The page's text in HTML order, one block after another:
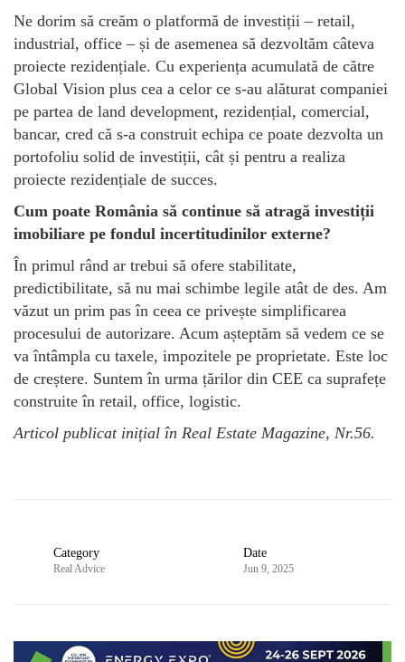
Ne dorim să creăm o platformă de investiții – retail,
industrial, office – și de asemenea să dezvoltăm câteva
proiecte rezidențiale. Cu experiența acumulată de către
Global Vision plus cea a celor ce s-au alăturat companiei
pe partea de land development, rezidențial, comercial,
bancar, cred că s-a construit echipa ce poate dezvolta un
portofoliu solid de investiții, cât și pentru a realiza
proiecte rezidențiale de succes.
Cum poate România să continue să atragă investiții
imobiliare pe fondul incertitudinilor externe?
În primul rând ar trebui să ofere stabilitate,
predictibilitate, să nu mai schimbe legile atât de des. Am
văzut un prim pas în ceea ce privește simplificarea
procesului de autorizare. Acum așteptăm să vedem ce se
va întâmpla cu taxele, impozitele pe proprietate. Este loc
de creștere. Suntem în urma țărilor din CEE ca suprafețe
construite în retail, office, logistic.
Articol publicat inițial în Real Estate Magazine, Nr.56.
Category
Real Advice
Date
Jun 9, 2025